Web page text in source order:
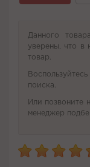
Данного
уверены, что в
товар.
поиска.
Или позвоните
менеджер